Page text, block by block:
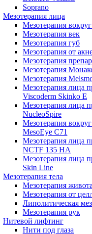
Soprano
Мезотерапия лица
Мезотерапия вокруг
Мезотерапия век
Мезотерапия губ
Мезотерапия от
Мезотерапия
Мезотерапия
Мезотерапия
Мезотерапия лица
Viscoderm Skinko E
Мезотерапия лица
NucleoSpire
Мезотерапия
MesoEye С71
Мезотерапия лица
NCTF 135 HA
Мезотерапия лица
Skin Line
Мезотерапия тела
Мезотерапия живота
Мезотерапия от
Липолитическая
Мезотерапия рук
Нитевой лифтинг
Нити под глаза